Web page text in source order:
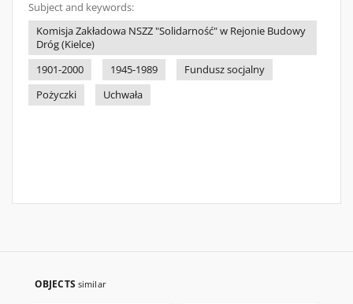
Subject and keywords:
Komisja Zakładowa NSZZ "Solidarność" w Rejonie Budowy
Dróg (Kielce)
1901-2000
1945-1989
Fundusz socjalny
Pożyczki
Uchwała
OBJECTS similar